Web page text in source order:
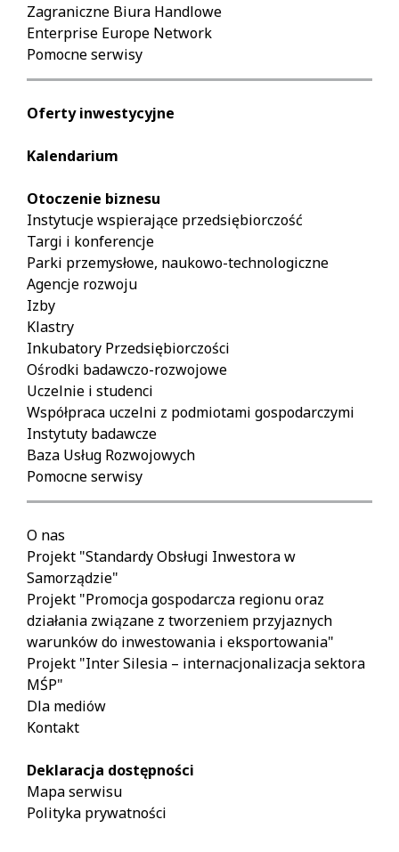
Zagraniczne Biura Handlowe
Enterprise Europe Network
Pomocne serwisy
Oferty inwestycyjne
Kalendarium
Otoczenie biznesu
Instytucje wspierające przedsiębiorczość
Targi i konferencje
Parki przemysłowe, naukowo-technologiczne
Agencje rozwoju
Izby
Klastry
Inkubatory Przedsiębiorczości
Ośrodki badawczo-rozwojowe
Uczelnie i studenci
Współpraca uczelni z podmiotami gospodarczymi
Instytuty badawcze
Baza Usług Rozwojowych
Pomocne serwisy
O nas
Projekt "Standardy Obsługi Inwestora w
Samorządzie"
Projekt "Promocja gospodarcza regionu oraz
działania związane z tworzeniem przyjaznych
warunków do inwestowania i eksportowania"
Projekt "Inter Silesia – internacjonalizacja sektora
MŚP"
Dla mediów
Kontakt
Deklaracja dostępności
Mapa serwisu
Polityka prywatności